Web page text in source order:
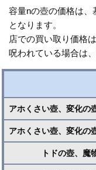
容量nの壺の価格は
となります。
店での買い取り価格
呪われている場合は
アホくさい壺、変化の
アホくさい壺、変化の
トドの壺、魔